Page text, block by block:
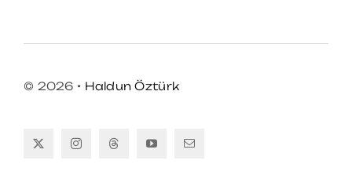
© 2026 • Haldun Öztürk